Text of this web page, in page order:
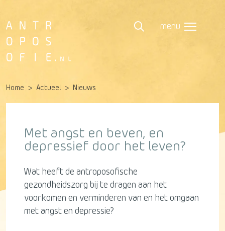
menu
Home Actueel Nieuws
Met angst en beven, en
depressief door het leven?
Wat heeft de antroposofische
gezondheidszorg bij te dragen aan het
voorkomen en verminderen van en het omgaan
met angst en depressie?